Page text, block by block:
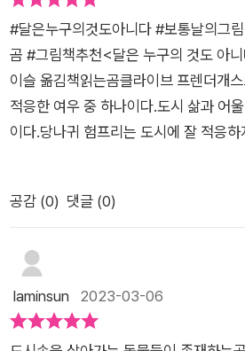
란 케이크 한 조각을 맛본다. 누구든 도
들다. 적응해도 살아남기는 더 힘들다.
하게 외롭고, 각박하다. 매일 지루한 일
지만, 친한 친구 한명, 좋아하는 음식
할 수 있는 문화 한 조각이 큰 위로가 된
을 내 살아갈 수 있게 한다. 한동안 버
소가 되고, 희망을 갖게한다.그리고, 그
고, 그 달을 바라보는 모두에게, 공평한
다. 살아간다는 것은 항상 치열하고 힘
가 큰 의지가 되기도 한다. 내가 받았던
며 감사하고, 다른 이들에게도 그 온기를
#달은누구의것도아니다 #보통날의그
곰 #그림책추천<달은 누구의 것도 아
이슬 옮김책읽는곰클라이브 프렌더개
적응한 여우 중 하나이다.도시 삶과 어
이다.당나귀 험프리는 도시에 잘 적응
고험프리의 낡은 가방 속에서 봉투 하나
은 가방 속에 있던 봉투는클라이브와 험
했습니다.그동안 도시에서 적응하지 못
프리를 위로하고 삶의 의지를 북돋아준
투하며매일을 살고 있기 때문입니다.도
공감 (0) 댓글 (0)
laminsun 2023-03-06